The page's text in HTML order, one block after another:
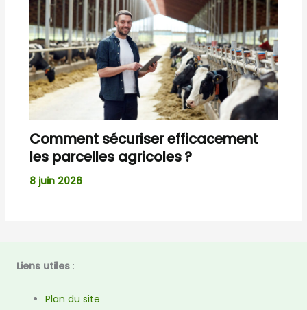
Comment sécuriser efficacement
les parcelles agricoles ?
8 juin 2026
Liens utiles :
Plan du site